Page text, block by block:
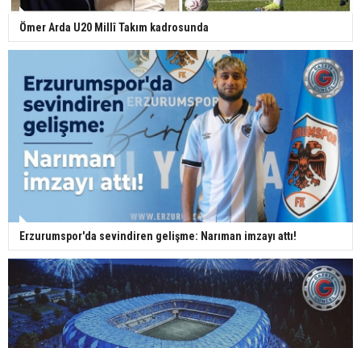
Ömer Arda U20 Millî Takım kadrosunda
Erzurumspor'da sevindiren gelişme: Narıman imzayı attı!